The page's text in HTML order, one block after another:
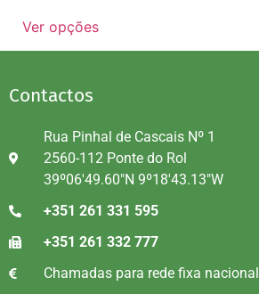
Ver opções
Contactos
Rua Pinhal de Cascais Nº 1
2560-112 Ponte do Rol
39º06'49.60"N 9º18'43.13"W
+351 261 331 595
+351 261 332 777
Chamadas para rede fixa nacional